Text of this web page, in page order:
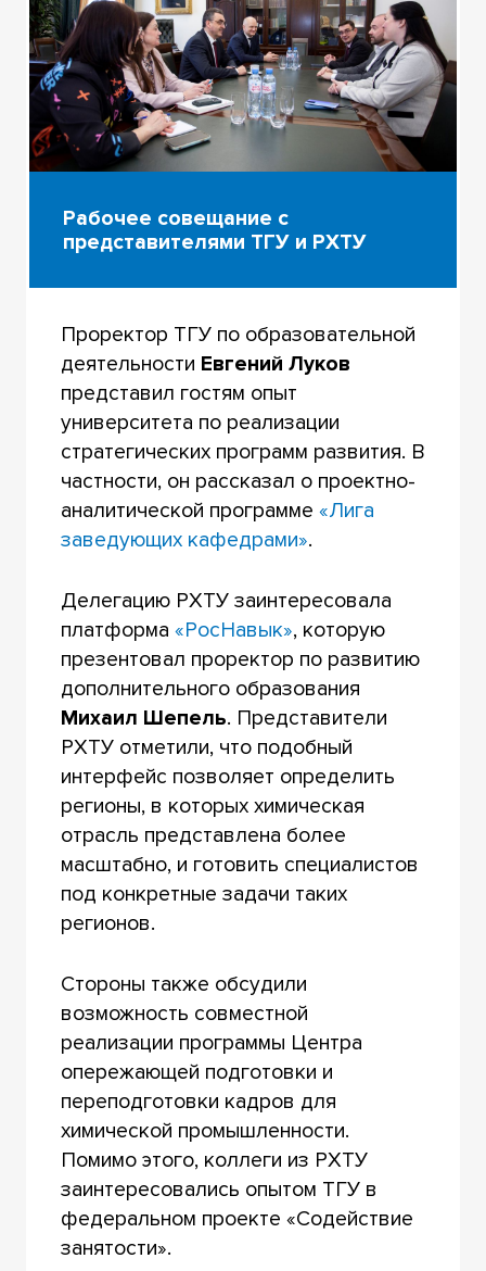
Рабочее совещание с
представителями ТГУ и РХТУ
Проректор ТГУ по образовательной
деятельности Евгений Луков
представил гостям опыт
университета по реализации
стратегических программ развития. В
частности, он рассказал о проектно-
аналитической программе «Лига
заведующих кафедрами».
Делегацию РХТУ заинтересовала
платформа «РосНавык», которую
презентовал проректор по развитию
дополнительного образования
Михаил Шепель. Представители
РХТУ отметили, что подобный
интерфейс позволяет определить
регионы, в которых химическая
отрасль представлена более
масштабно, и готовить специалистов
под конкретные задачи таких
регионов.
Стороны также обсудили
возможность совместной
реализации программы Центра
опережающей подготовки и
переподготовки кадров для
химической промышленности.
Помимо этого, коллеги из РХТУ
заинтересовались опытом ТГУ в
федеральном проекте «Содействие
занятости».